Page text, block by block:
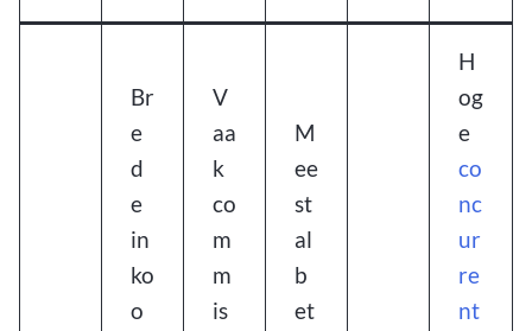
Br
e
d
e
in
ko
o
V
aa
k
co
m
m
is
M
ee
st
al
b
et
H
og
e
co
nc
ur
re
nt